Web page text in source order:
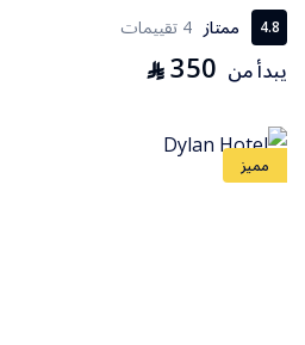
4.8 ممتاز 4 تقييمات
يبدأ من 350
⃁
مميز